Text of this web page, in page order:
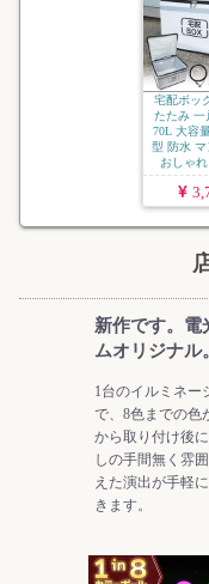
宅配ボッ
たたみ 一
70L 大容
型 防水 マ
おしゃれ
新作です。電
ムオリジナル。
1台のイルミネー
で、8色までの色
から取り付け後
しの手間無く雰
えた演出が手軽
きます。